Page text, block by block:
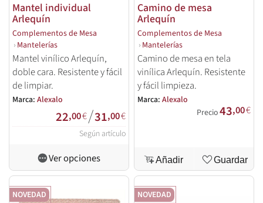
Mantel individual
Arlequín
Complementos de Mesa
› Mantelerías
Mantel vinílico Arlequín,
doble cara. Resistente y fácil
de limpiar.
Marca: Alexalo
22,00€/31,00€
Según artículo
Ver opciones
Camino de mesa
Arlequín
Complementos de Mesa
› Mantelerías
Camino de mesa en tela
vinílica Arlequín. Resistente
y fácil limpieza.
Marca: Alexalo
Precio43,00€
Añadir Guardar
NOVEDAD NOVEDAD